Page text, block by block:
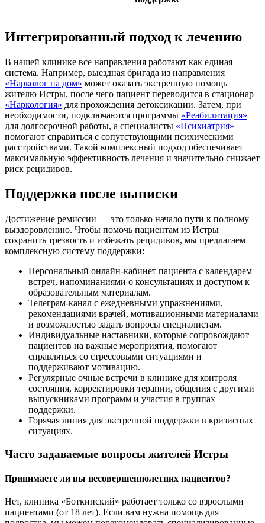
Интегрированный подход к лечению
В нашей клинике все направления работают как единая
система. Например, выездная бригада из направления
«Нарколог на дом» может оказать экстренную помощь
жителю Истры, после чего пациент переводится в стационар
«Наркология» для прохождения детоксикации. Затем, при
необходимости, подключаются программы «Реабилитация»
для долгосрочной работы, а специалисты «Психиатрия»
помогают справиться с сопутствующими психическими
расстройствами. Такой комплексный подход обеспечивает
максимальную эффективность лечения и значительно снижает
риск рецидивов.
Поддержка после выписки
Достижение ремиссии — это только начало пути к полному
выздоровлению. Чтобы помочь пациентам из Истры
сохранить трезвость и избежать рецидивов, мы предлагаем
комплексную систему поддержки:
Персональный онлайн-кабинет пациента с календарем
встреч, напоминаниями о консультациях и доступом к
образовательным материалам.
Телеграм-канал с ежедневными упражнениями,
рекомендациями врачей, мотивационными материалами
и возможностью задать вопросы специалистам.
Индивидуальные наставники, которые сопровождают
пациентов на важные мероприятия, помогают
справляться со стрессовыми ситуациями и
поддерживают мотивацию.
Регулярные очные встречи в клинике для контроля
состояния, корректировки терапии, общения с другими
выпускниками программ и участия в группах
поддержки.
Горячая линия для экстренной поддержки в кризисных
ситуациях.
Часто задаваемые вопросы жителей Истры
Принимаете ли вы несовершеннолетних пациентов?
Нет, клиника «Боткинский» работает только со взрослыми
пациентами (от 18 лет). Если вам нужна помощь для